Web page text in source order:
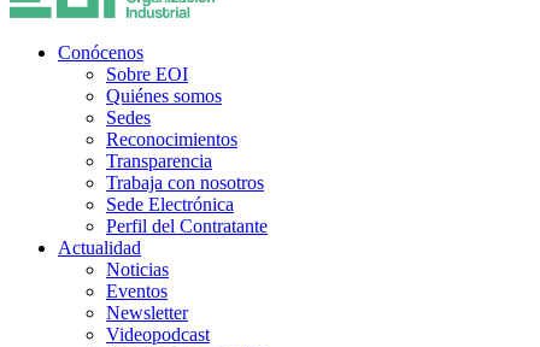
Conócenos
Sobre EOI
Quiénes somos
Sedes
Reconocimientos
Transparencia
Trabaja con nosotros
Sede Electrónica
Perfil del Contratante
Actualidad
Noticias
Eventos
Newsletter
Videopodcast